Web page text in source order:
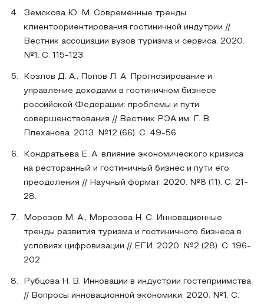
Земскова Ю. М. Современные тренды
клиентоориентирования гостиничной индутрии //
Вестник ассоциации вузов туризма и сервиса. 2020.
№1. С. 115-123.
Козлов Д. А., Попов Л. А. Прогнозирование и
управление доходами в гостиничном бизнесе
российской Федерации: проблемы и пути
совершенствования // Вестник РЭА им. Г. В.
Плеханова. 2013. №12 (66). С. 49-56.
Кондратьева Е. А. влияние экономического кризиса
на ресторанный и гостиничный бизнес и пути его
преодоления // Научный формат. 2020. №8 (11). С. 21-
28.
Морозов М. А., Морозова Н. С. Инновационные
тренды развития туризма и гостиничного бизнеса в
условиях цифровизации // ЕГИ. 2020. №2 (28). С. 196-
202.
Рубцова Н. В. Инновации в индустрии гостеприимства
// Вопросы инновационной экономики. 2020. №1. С.